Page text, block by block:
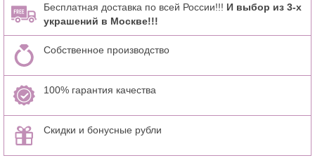
Бесплатная доставка по всей России!!! И выбор из 3-х
украшений в Москве!!!
Собственное производство
100% гарантия качества
Скидки и бонусные рубли